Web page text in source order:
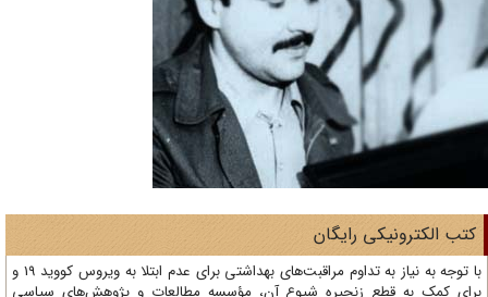
الکترونیکی رایگان
با توجه به نیاز به تداوم مراقبت‌های بهداشتی برای عدم ابتلا به ویروس کووید 19 و